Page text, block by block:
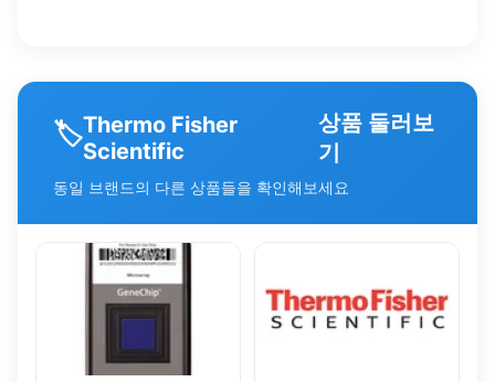
🏷️Thermo Fisher
Scientific
상품 둘러보
기
동일 브랜드의 다른 상품들을 확인해보세요